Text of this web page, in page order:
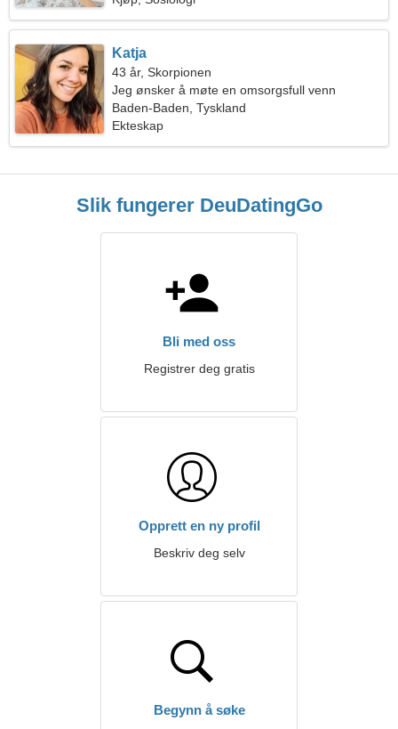
Katja
43 år, Skorpionen
Jeg ønsker å møte en omsorgsfull venn
Baden-Baden, Tyskland
Ekteskap
Slik fungerer DeuDatingGo
Bli med oss
Registrer deg gratis
Opprett en ny profil
Beskriv deg selv
Begynn å søke